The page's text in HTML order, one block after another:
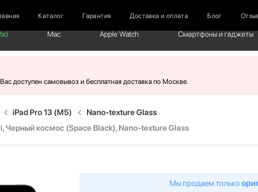
Каталог Гарантия Доставка и оплата Блог
Mac Apple Watch Смартфоны и гаджеты
доступен самовывоз и бесплатная доставка по Москве.
iPad Pro 13 (M5)
Nano-texture Glass
Черный космос (Space Black), Nano-texture Glass
Мы продаем только